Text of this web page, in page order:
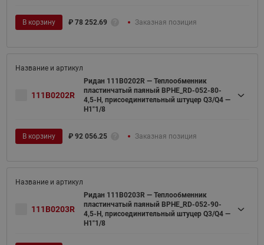
В корзину ₽ 78 252.69 Заказная позиция
111B0202R
Ридан 111B0202R — Теплообменник
пластинчатый паяный BPHE_RD-052-80-
4,5-H, присоединительный штуцер Q3/Q4 —
H1"1/8
В корзину ₽ 92 056.25 Заказная позиция
111B0203R
Ридан 111B0203R — Теплообменник
пластинчатый паяный BPHE_RD-052-90-
4,5-H, присоединительный штуцер Q3/Q4 —
H1"1/8